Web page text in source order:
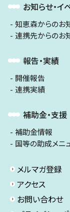
お知らせ・イ
知恵森からのお
連携先からのお
報告・実績
開催報告
連携実績
補助金・支援
補助金情報
国等の助成メニ
メルマガ登録
アクセス
お問い合わせ